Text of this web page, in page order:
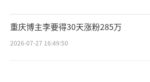
重庆博主李要得30天涨粉285万
2026-07-27 16:49:50